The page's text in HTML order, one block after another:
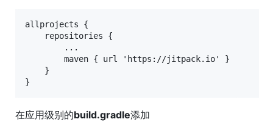
allprojects {
    repositories {
        ...
        maven { url 'https://jitpack.io' }
    }
在应用级别的build.gradle添加